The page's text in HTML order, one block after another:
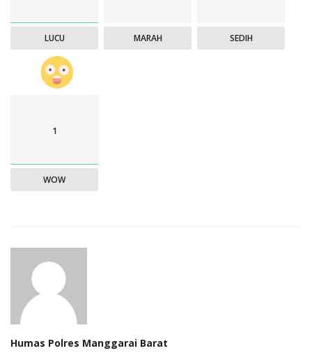
LUCU MARAH SEDIH
1
WOW
Humas Polres Manggarai Barat